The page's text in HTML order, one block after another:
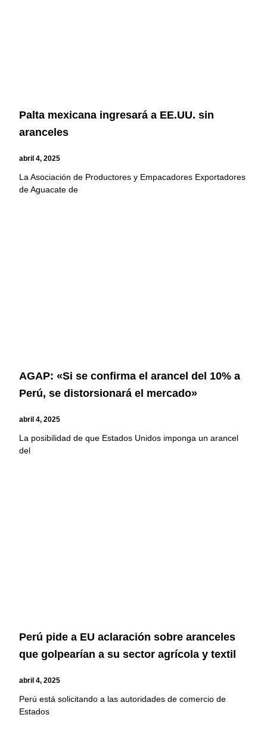
Palta mexicana ingresará a EE.UU. sin
aranceles
abril 4, 2025
La Asociación de Productores y Empacadores Exportadores
de Aguacate de
AGAP: «Si se confirma el arancel del 10% a
Perú, se distorsionará el mercado»
abril 4, 2025
La posibilidad de que Estados Unidos imponga un arancel
del
Perú pide a EU aclaración sobre aranceles
que golpearían a su sector agrícola y textil
abril 4, 2025
Perú está solicitando a las autoridades de comercio de
Estados